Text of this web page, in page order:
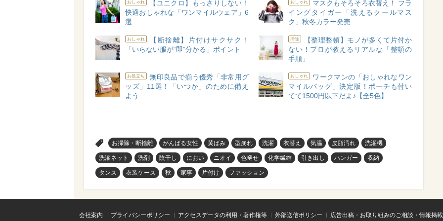
おしゃれ
【ユニクロ】もっさりしない！
快適おしゃれな「ワンマイルウェア」6
選
おしゃれ
マスクもそろそろ衣替え！ フラ
イングタイガー「洗えるクールマス
ク」秋冬カラー発売
おしゃれ
【断捨離】片付けサクサク！
「いらない服が“即”分かる」ポイント
掃除
【整理整頓】モノが多くて片付か
ない！プロが教えるリアルな「整頓の
手順」
お役立ち
無印良品で揃う優秀「非常用グ
ッズ」11選！「いつか」のために備え
よう
おしゃれ
ワークマンの「おしゃれなワン
マイルバッグ」決定版！ポーチも付い
てて1500円以下だよ♪【全5色】
お掃除・断捨離 がんばる女性 黄ばみ 型崩れ 洗濯 衣替え 気温 ⽪脂汚れ 洗濯機
洗濯ネット 洗剤 陰干し におい ニオイ 色褪せ 化学繊維 引き出し ハンガー 収納
タンス 衣装ケース 秋 家事 片付け ファッション
会社案内 プライバシーポリシー アクセスデータの利用・著作権等 外部送信ポリシー 広告出稿・お取り組みのご相談・情報掲